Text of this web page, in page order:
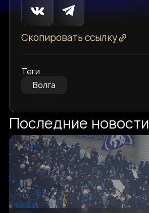
Скопировать ссылку
Теги
Волга
Последние новости